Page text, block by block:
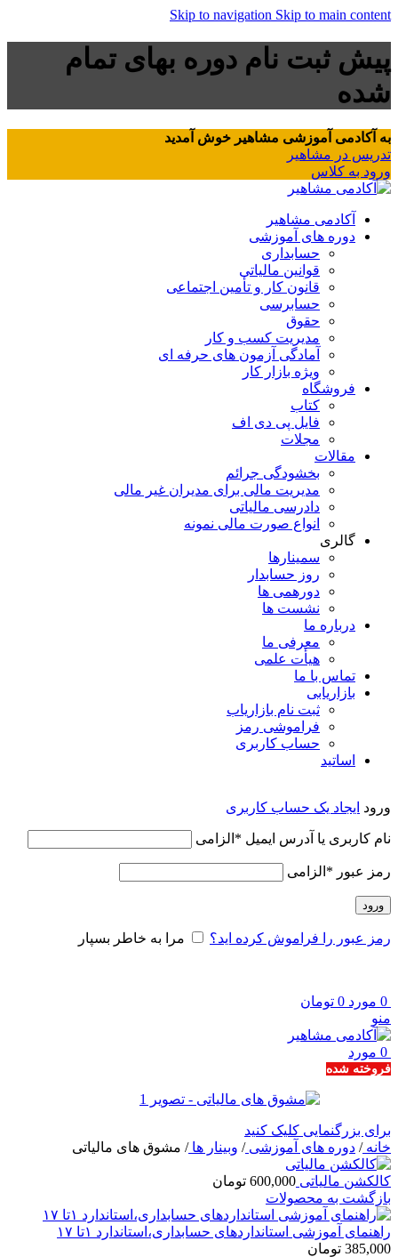
Skip to navigation Skip to main content
پیش ثبت نام دوره بهای تمام
شده
به آکادمی آموزشی مشاهیر خوش آمدید
تدریس در مشاهیر
ورود به کلاس
آکادمی مشاهیر
دوره های آموزشی
حسابداری
قوانین مالیاتی
قانون کار و تأمین اجتماعی
حسابرسی
حقوق
مدیریت کسب و کار
آمادگی آزمون های حرفه ای
ویژه بازار کار
فروشگاه
کتاب
فایل پی دی اف
مجلات
مقالات
بخشودگی جرائم
مدیریت مالی برای مدیران غیر مالی
دادرسی مالیاتی
انواع صورت مالی نمونه
گالری
سمینارها
روز حسابدار
دورهمی ها
نشست ها
درباره ما
معرفی ما
هیأت علمی
تماس با ما
بازاریابی
ثبت نام بازاریاب
فراموشی رمز
حساب کاربری
اساتید
ورود ایجاد یک حساب کاربری
نام کاربری یا آدرس ایمیل * الزامی
رمز عبور * الزامی
ورود
رمز عبور را فراموش کرده اید؟ مرا به خاطر بسپار
0 مورد 0 تومان
منو
0 مورد
فروخته شده
برای بزرگنمایی کلیک کنید
خانه/ دوره های آموزشی/ وبینار ها/ مشوق های مالیاتی
کالکشن مالیاتی 600,000 تومان
بازگشت به محصولات
راهنمای آموزشی استانداردهای حسابداری،استاندارد ۱تا ۱۷
385,000 تومان